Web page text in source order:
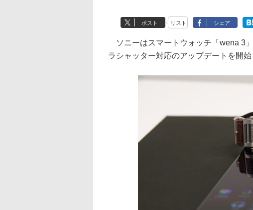
ポスト リスト シェア
ソニーはスマートウォッチ「wena 3
ラシャッター対応のアップデートを開始